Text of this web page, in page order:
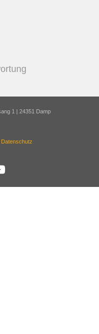
1 | 24351 Damp
Datenschutz